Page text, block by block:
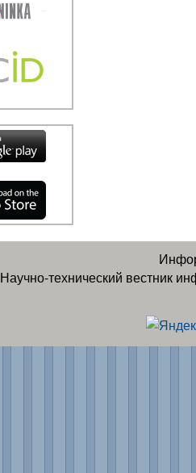
Научно-технический вестник